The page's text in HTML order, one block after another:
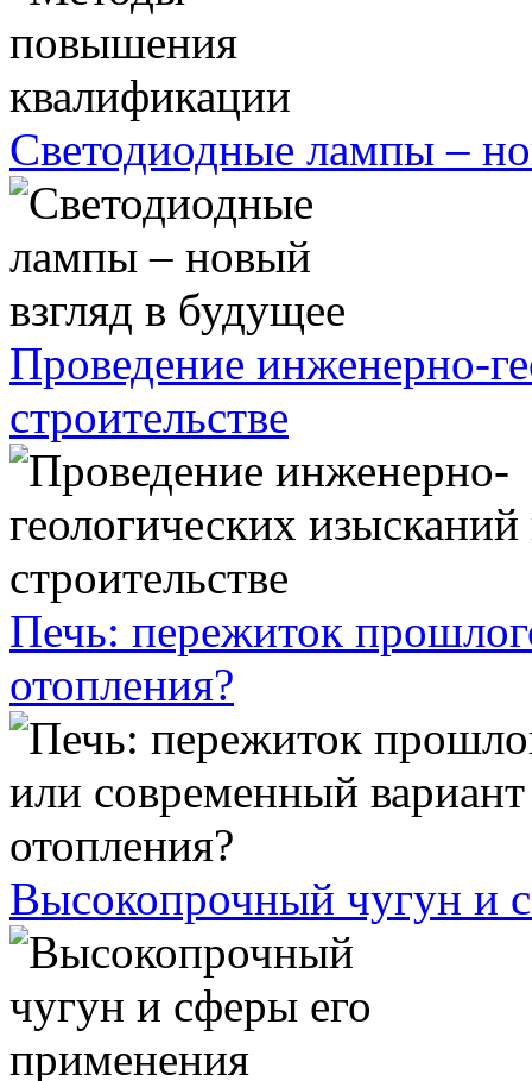
Светодиодные лампы –
Проведение инженерно-
строительстве
Печь: пережиток
отопления?
Высокопрочный чугун и